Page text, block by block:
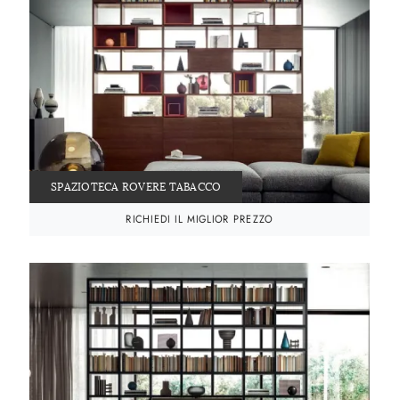
SPAZIOTECA ROVERE TABACCO
RICHIEDI IL MIGLIOR PREZZO